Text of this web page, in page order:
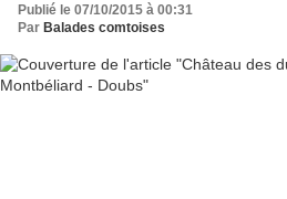
Publié le 07/10/2015 à 00:31
Par Balades comtoises